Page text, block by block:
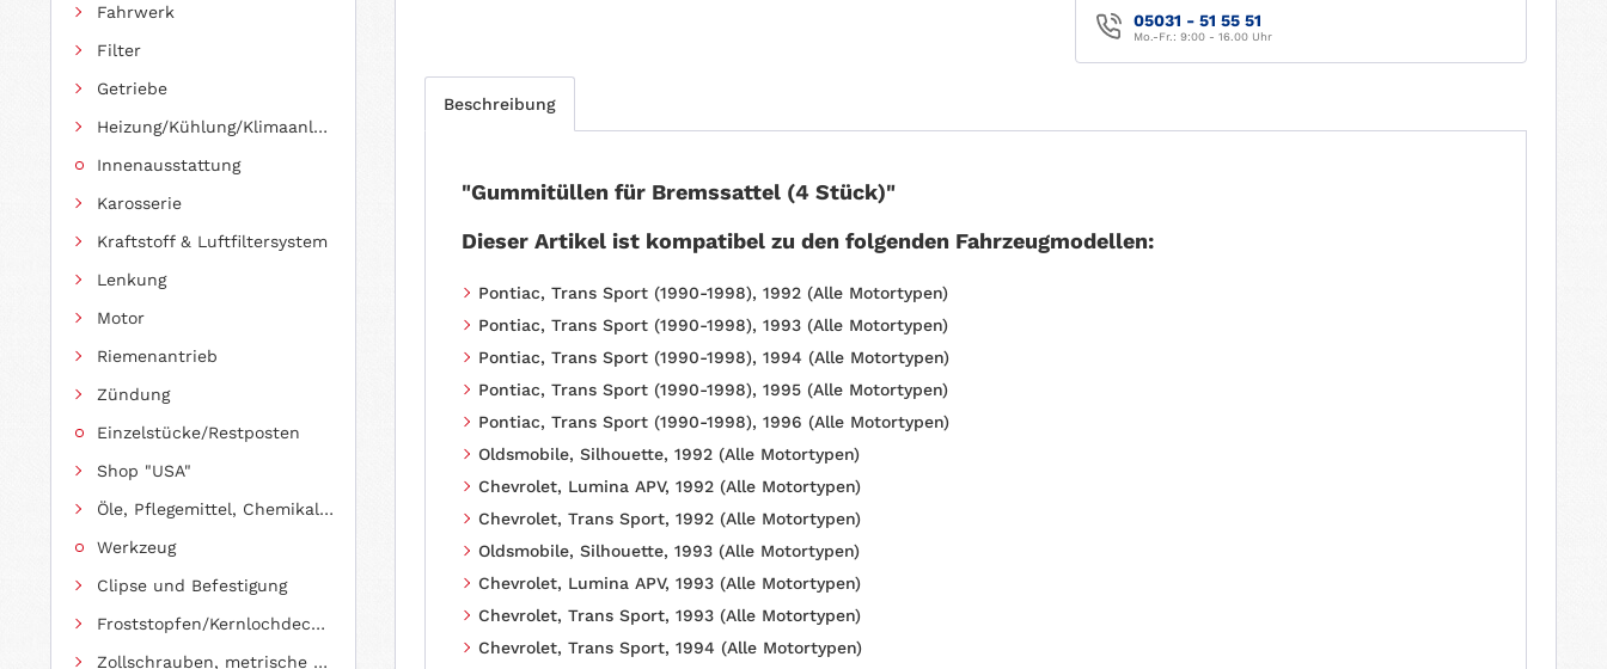
Fahrwerk
Filter
Getriebe
Heizung/Kühlung/Klimaanlage
Innenausstattung
Karosserie
Kraftstoff & Luftfiltersystem
Lenkung
Motor
Riemenantrieb
Zündung
Einzelstücke/Restposten
Shop "USA"
Öle, Pflegemittel, Chemikalien und Additive
Werkzeug
Clipse und Befestigung
Froststopfen/Kernlochdeckel (nach Abmessung sortiert)
Zollschrauben, metrische Schauben, Stehbolzen
05031 - 51 55 51
Mo.-Fr.: 9:00 - 16.00 Uhr
Beschreibung
"Gummitüllen für Bremssattel (4 Stück)"
Dieser Artikel ist kompatibel zu den folgenden Fahrzeugmodellen:
Pontiac, Trans Sport (1990-1998), 1992 (Alle Motortypen)
Pontiac, Trans Sport (1990-1998), 1993 (Alle Motortypen)
Pontiac, Trans Sport (1990-1998), 1994 (Alle Motortypen)
Pontiac, Trans Sport (1990-1998), 1995 (Alle Motortypen)
Pontiac, Trans Sport (1990-1998), 1996 (Alle Motortypen)
Oldsmobile, Silhouette, 1992 (Alle Motortypen)
Chevrolet, Lumina APV, 1992 (Alle Motortypen)
Chevrolet, Trans Sport, 1992 (Alle Motortypen)
Oldsmobile, Silhouette, 1993 (Alle Motortypen)
Chevrolet, Lumina APV, 1993 (Alle Motortypen)
Chevrolet, Trans Sport, 1993 (Alle Motortypen)
Chevrolet, Trans Sport, 1994 (Alle Motortypen)